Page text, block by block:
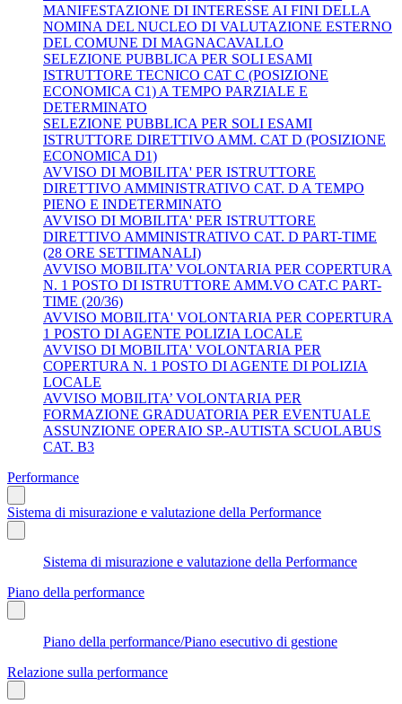
MANIFESTAZIONE DI INTERESSE AI FINI DELLA
NOMINA DEL NUCLEO DI VALUTAZIONE ESTERNO
DEL COMUNE DI MAGNACAVALLO
SELEZIONE PUBBLICA PER SOLI ESAMI
ISTRUTTORE TECNICO CAT C (POSIZIONE
ECONOMICA C1) A TEMPO PARZIALE E
DETERMINATO
SELEZIONE PUBBLICA PER SOLI ESAMI
ISTRUTTORE DIRETTIVO AMM. CAT D (POSIZIONE
ECONOMICA D1)
AVVISO DI MOBILITA' PER ISTRUTTORE
DIRETTIVO AMMINISTRATIVO CAT. D A TEMPO
PIENO E INDETERMINATO
AVVISO DI MOBILITA' PER ISTRUTTORE
DIRETTIVO AMMINISTRATIVO CAT. D PART-TIME
(28 ORE SETTIMANALI)
AVVISO MOBILITA’ VOLONTARIA PER COPERTURA
N. 1 POSTO DI ISTRUTTORE AMM.VO CAT.C PART-
TIME (20/36)
AVVISO MOBILITA' VOLONTARIA PER COPERTURA
1 POSTO DI AGENTE POLIZIA LOCALE
AVVISO DI MOBILITA' VOLONTARIA PER
COPERTURA N. 1 POSTO DI AGENTE DI POLIZIA
LOCALE
AVVISO MOBILITA’ VOLONTARIA PER
FORMAZIONE GRADUATORIA PER EVENTUALE
ASSUNZIONE OPERAIO SP.-AUTISTA SCUOLABUS
CAT. B3
Performance
Sistema di misurazione e valutazione della Performance
Sistema di misurazione e valutazione della Performance
Piano della performance
Piano della performance/Piano esecutivo di gestione
Relazione sulla performance